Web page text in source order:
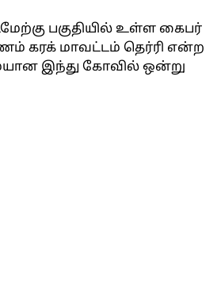
பகுதியில் உள்ள கைபர்
கரக் மாவட்டம் தெர்ரி என்ற
இந்து கோவில் ஒன்று